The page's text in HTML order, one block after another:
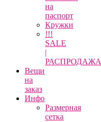
на
паспорт
Кружки
!!!
SALE
|
РАСПРОДАЖА
Вещи
на
заказ
Инфо
Размерная
сетка